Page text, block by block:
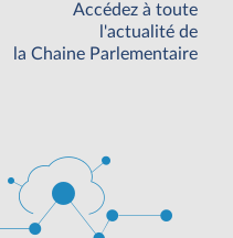
Accédez à toute
l'actualité de
la Chaine Parlementaire